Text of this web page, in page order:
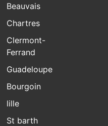
Beauvais
Chartres
Clermont-
Ferrand
Guadeloupe
Bourgoin
lille
St barth